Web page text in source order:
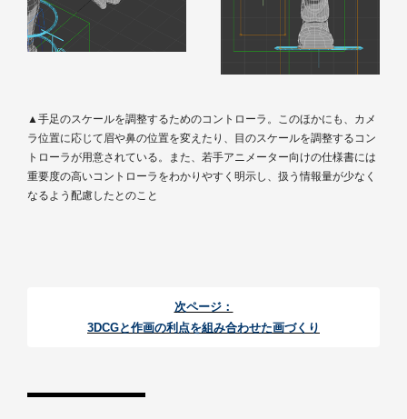
▲手足のスケールを調整するためのコントローラ。このほかにも、カメ
ラ位置に応じて眉や鼻の位置を変えたり、目のスケールを調整するコン
トローラが用意されている。また、若手アニメーター向けの仕様書には
重要度の高いコントローラをわかりやすく明示し、扱う情報量が少なく
なるよう配慮したとのこと
次ページ：
3DCGと作画の利点を組み合わせた画づくり